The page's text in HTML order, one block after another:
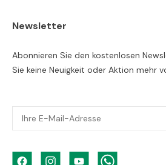
Newsletter
Abonnieren Sie den kostenlosen
Sie keine Neuigkeit oder Aktion mehr